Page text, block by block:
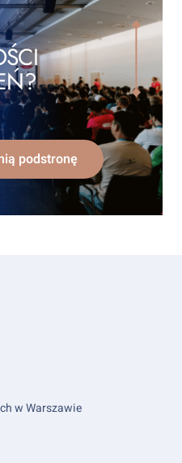
podstronę
w Warszawie